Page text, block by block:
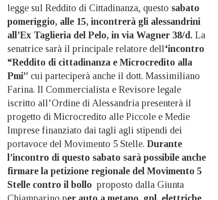
legge sul Reddito di Cittadinanza, questo sabato
pomeriggio, alle 15, incontrerà gli alessandrini
all’Ex Taglieria del Pelo, in via Wagner 38/d. La
senatrice sarà il principale relatore dell‘incontro
“Reddito di cittadinanza e Microcredito alla
Pmi” cui parteciperà anche il dott. Massimiliano
Farina. Il Commercialista e Revisore legale
iscritto all’Ordine di Alessandria presenterà il
progetto di Microcredito alle Piccole e Medie
Imprese finanziato dai tagli agli stipendi dei
portavoce del Movimento 5 Stelle. Durante
l’incontro di questo sabato sarà possibile anche
firmare la petizione regionale del Movimento 5
Stelle contro il bollo proposto dalla Giunta